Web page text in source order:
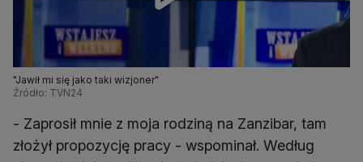
"Jawił mi się jako taki wizjoner"
Źródło: TVN24
- Zaprosił mnie z moja rodziną na Zanzibar, tam
złożył propozycję pracy - wspominał. Według